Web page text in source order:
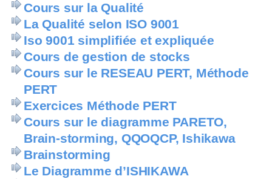
Cours sur la Qualité
La Qualité selon ISO 9001
Iso 9001 simplifiée et expliquée
Cours de gestion de stocks
Cours sur le RESEAU PERT, Méthode
PERT
Exercices Méthode PERT
Cours sur le diagramme PARETO,
Brain-storming, QQOQCP, Ishikawa
Brainstorming
Le Diagramme d’ISHIKAWA